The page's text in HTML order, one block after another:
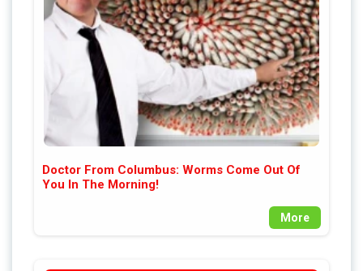
Doctor From Columbus: Worms Come Out Of
You In The Morning!
More